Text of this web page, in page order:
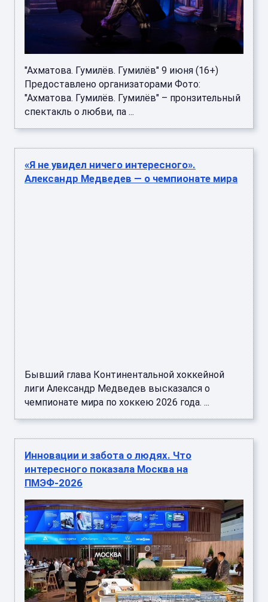
"Ахматова. Гумилёв. Гумилёв" 9 июня (16+)
Предоставлено организаторами Фото:
"Ахматова. Гумилёв. Гумилёв" – пронзительный
спектакль о любви, па ...
«Я не увидел ничего интересного».
Александр Медведев — о чемпионате мира
Бывший глава Континентальной хоккейной
лиги Александр Медведев высказался о
чемпионате мира по хоккею 2026 года. ...
Инновации и забота о людях. Что
интересного показала Москва на
ПМЭФ-2026